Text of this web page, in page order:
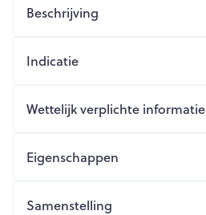
Beschrijving
Indicatie
Wettelijk verplichte informatie
Eigenschappen
Samenstelling